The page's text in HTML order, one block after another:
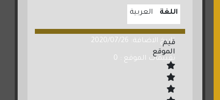
اللغة العربية
تاريخ الاضافة: 2020/07/26
تقييمات الموقع : 0
قيم
الموقع